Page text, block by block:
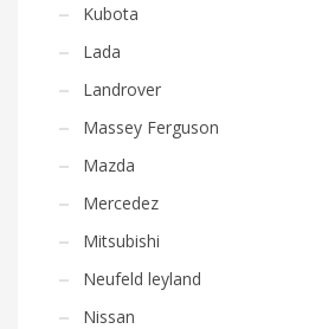
Kubota
Lada
Landrover
Massey Ferguson
Mazda
Mercedez
Mitsubishi
Neufeld leyland
Nissan